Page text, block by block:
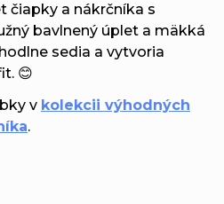
čiapky a nákrčníka s
bavlnený úplet a mäkká
sedia a vytvoria
😊
v kolekcii výhodných
.